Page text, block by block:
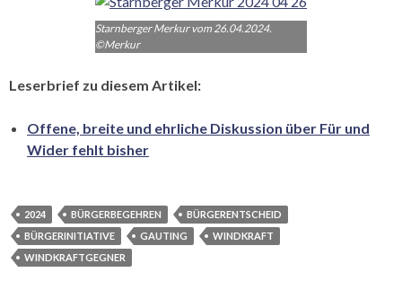
Starnberger Merkur vom 26.04.2024.
©Merkur
Leserbrief zu diesem Artikel:
Offene, breite und ehrliche Diskussion über Für und
Wider fehlt bisher
2024 BÜRGERBEGEHREN
BÜRGERENTSCHEID
BÜRGERINITIATIVE
GAUTING
WINDKRAFT
WINDKRAFTGEGNER